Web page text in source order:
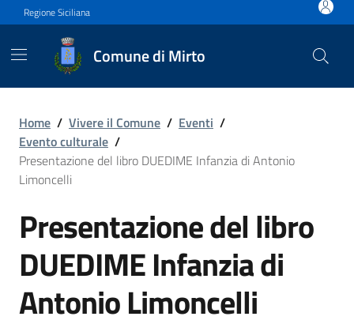
Vai ai contenuti
Vai al footer
Regione Siciliana
Comune di Mirto
Presentazione del libro
Home / Vivere il Comune / Eventi /
Evento culturale /
Presentazione del libro DUEDIME Infanzia di Antonio
Limoncelli
Presentazione del libro
DUEDIME Infanzia di
Antonio Limoncelli